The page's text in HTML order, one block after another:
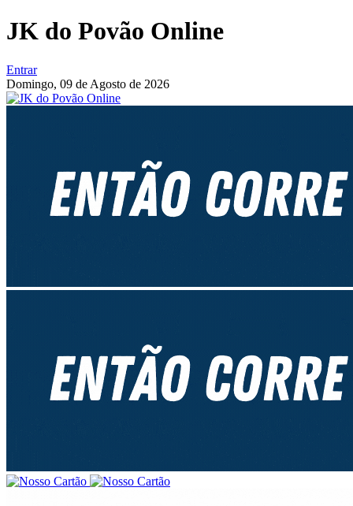
JK do Povão Online
Entrar
Domingo, 09 de Agosto de 2026